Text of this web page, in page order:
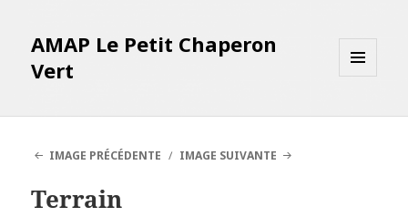
AMAP Le Petit Chaperon
Vert
WIDGETS
IMAGE PRÉCÉDENTE IMAGE SUIVANTE
Terrain